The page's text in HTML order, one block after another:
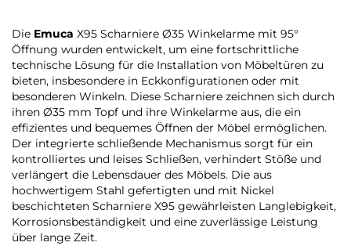
Die Emuca X95 Scharniere Ø35 Winkelarme mit 95°
Öffnung wurden entwickelt, um eine fortschrittliche
technische Lösung für die Installation von Möbeltüren zu
bieten, insbesondere in Eckkonfigurationen oder mit
besonderen Winkeln. Diese Scharniere zeichnen sich durch
ihren Ø35 mm Topf und ihre Winkelarme aus, die ein
effizientes und bequemes Öffnen der Möbel ermöglichen.
Der integrierte schließende Mechanismus sorgt für ein
kontrolliertes und leises Schließen, verhindert Stöße und
verlängert die Lebensdauer des Möbels. Die aus
hochwertigem Stahl gefertigten und mit Nickel
beschichteten Scharniere X95 gewährleisten Langlebigkeit,
Korrosionsbeständigkeit und eine zuverlässige Leistung
über lange Zeit.